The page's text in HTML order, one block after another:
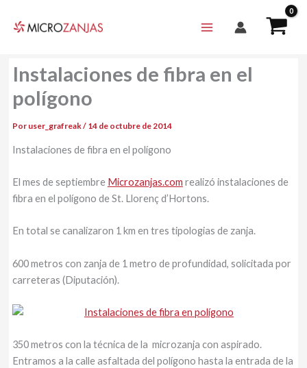
Instalaciones de fibra en el
polígono
Por user_grafreak/ 14 de octubre de 2014
Instalaciones de fibra en el polígono
El mes de septiembre Microzanjas.com realizó instalaciones de
fibra en el polígono de St. Llorenç d’Hortons.
En total se canalizaron 1 km en tres tipologias de zanja.
600 metros con zanja de 1 metro de profundidad, solicitada por
carreteras (Diputación).
350 metros con la técnica de la microzanja con aspirado.
Entramos a la calle asfaltada del polígono hasta la entrada de la